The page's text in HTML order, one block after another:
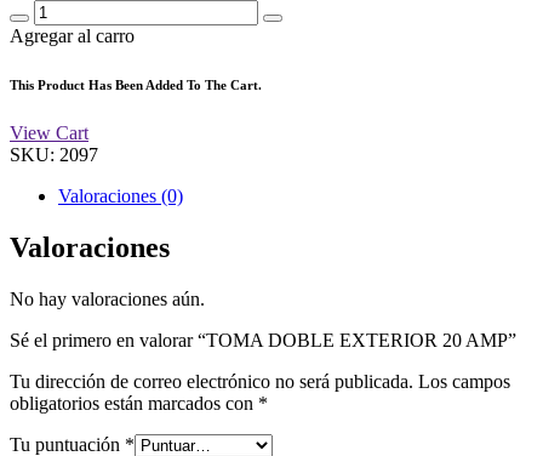
Agregar al carro
This Product Has Been Added To The Cart.
View Cart
SKU: 2097
Valoraciones (0)
Valoraciones
No hay valoraciones aún.
Sé el primero en valorar “TOMA DOBLE EXTERIOR 20 AMP”
Tu dirección de correo electrónico no será publicada. Los campos
obligatorios están marcados con *
Tu puntuación *